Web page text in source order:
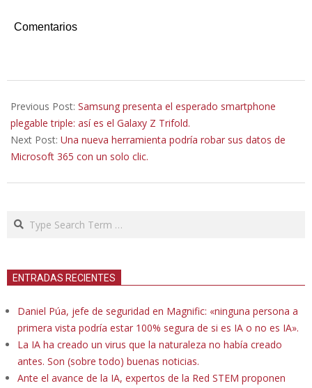
Comentarios
12-
02
Previous Post: Samsung presenta el esperado smartphone
plegable triple: así es el Galaxy Z Trifold.
Next Post: Una nueva herramienta podría robar sus datos de
Microsoft 365 con un solo clic.
Search
ENTRADAS RECIENTES
Daniel Púa, jefe de seguridad en Magnific: «ninguna persona a
primera vista podría estar 100% segura de si es IA o no es IA».
La IA ha creado un virus que la naturaleza no había creado
antes. Son (sobre todo) buenas noticias.
Ante el avance de la IA, expertos de la Red STEM proponen